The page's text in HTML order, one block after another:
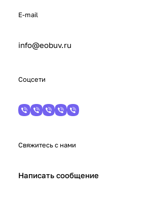
E-mail
info@eobuv.ru
Соцсети
Свяжитесь с нами
Написать сообщение